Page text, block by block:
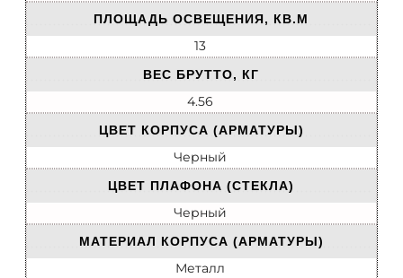
ПЛОЩАДЬ ОСВЕЩЕНИЯ, КВ.М
13
ВЕС БРУТТО, КГ
4.56
ЦВЕТ КОРПУСА (АРМАТУРЫ)
Черный
ЦВЕТ ПЛАФОНА (СТЕКЛА)
Черный
МАТЕРИАЛ КОРПУСА (АРМАТУРЫ)
Металл